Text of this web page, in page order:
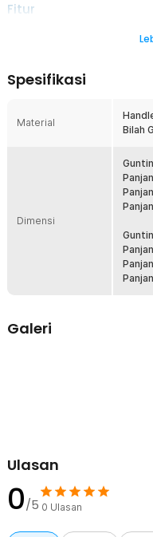
Fitur
Berbagai Kebutuhan
sasak. Biutte.co
elegan setiap hari tanpa
Material Kualitas Terbaik
terbaik! Memiliki
lebih presisi. Dijamin tidak
jangka waktu lama.
yang secara kualitas tidak
nyaman untuk penggunaan
Dirancang dengan
pegal ketika
pemotongan dapat
tetap fokus menciptakan
Spesifikasi
Material
Bilah
Dimensi
Galeri
Ulasan
0/5 0 Ulasan